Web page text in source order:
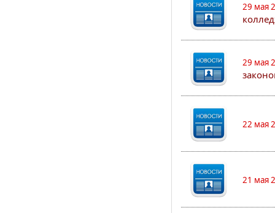
29 мая
29 мая
22 мая
21 мая